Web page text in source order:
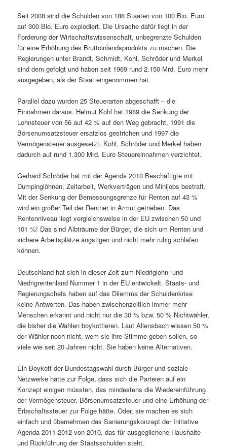
Seit 2008 sind die Schulden von 188 Staaten von 100 Bio. Euro
auf 300 Bio. Euro explodiert. Die Ursache dafür liegt in der
Forderung der Wirtschaftswissenschaft, unbegrenzte Schulden
für eine Erhöhung des Bruttoinlandsprodukts zu machen. Die
Regierungen unter Brandt, Schmidt, Kohl, Schröder und Merkel
sind dem gefolgt und haben seit 1969 rund 2.150 Mrd. Euro mehr
ausgegeben, als der Staat eingenommen hat.
Parallel dazu wurden 25 Steuerarten abgeschafft – die
Einnahmen daraus. Helmut Kohl hat 1989 die Senkung der
Lohnsteuer von 56 auf 42 % auf den Weg gebracht, 1991 die
Börsenumsatzsteuer ersatzlos gestrichen und 1997 die
Vermögensteuer ausgesetzt. Kohl, Schröder und Merkel haben
dadurch auf rund 1.300 Mrd. Euro Steuereinnahmen verzichtet.
Gerhard Schröder hat mit der Agenda 2010 Beschäftigte mit
Dumpinglöhnen, Zeitarbeit, Werkverträgen und Minijobs bestraft.
Mit der Senkung der Bemessungsgrenze für Renten auf 43 %
wird ein großer Teil der Rentner in Armut getrieben. Das
Rentenniveau liegt vergleichsweise in der EU zwischen 50 und
101 %! Das sind Albträume der Bürger, die sich um Renten und
sichere Arbeitsplätze ängstigen und nicht mehr ruhig schlafen
können.
Deutschland hat sich in dieser Zeit zum Niedriglohn- und
Niedrigrentenland Nummer 1 in der EU entwickelt. Staats- und
Regierungschefs haben auf das Dilemma der Schuldenkrise
keine Antworten. Das haben zwischenzeitlich immer mehr
Menschen erkannt und nicht nur die 30 % bzw. 50 % Nichtwähler,
die bisher die Wahlen boykottieren. Laut Allensbach wissen 50 %
der Wähler noch nicht, wem sie ihre Stimme geben sollen, so
viele wie seit 20 Jahren nicht. Sie haben keine Alternativen.
Ein Boykott der Bundestagswahl durch Bürger und soziale
Netzwerke hätte zur Folge, dass sich die Parteien auf ein
Konzept einigen müssten, das mindestens die Wiedereinführung
der Vermögensteuer, Börsenumsatzsteuer und eine Erhöhung der
Erbschaftssteuer zur Folge hätte. Oder, sie machen es sich
einfach und übernehmen das Sanierungskonzept der Initiative
Agenda 2011-2012 von 2010, das für ausgeglichene Haushalte
und Rückführung der Staatsschulden steht.